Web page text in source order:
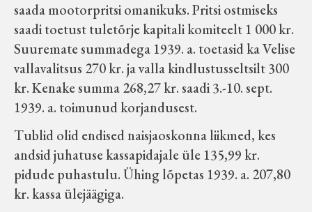
saada mootorpritsi omanikuks. Pritsi ostmiseks
saadi toetust tuletõrje kapitali komiteelt 1 000 kr.
Suuremate summadega 1939. a. toetasid ka Velise
vallavalitsus 270 kr. ja valla kindlustusseltsilt 300
kr. Kenake summa 268,27 kr. saadi 3.-10. sept.
1939. a. toimunud korjandusest.
Tublid olid endised naisjaoskonna liikmed, kes
andsid juhatuse kassapidajale üle 135,99 kr.
pidude puhastulu. Ühing lõpetas 1939. a. 207,80
kr. kassa ülejäägiga.